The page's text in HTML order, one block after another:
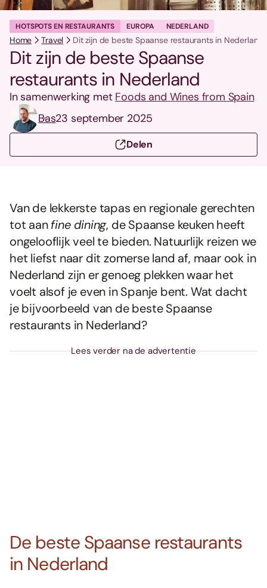
HOTSPOTS EN RESTAURANTS EUROPA NEDERLAND
Home Travel Dit zijn de beste Spaanse restaurants in Nederland
Dit zijn de beste Spaanse
restaurants in Nederland
In samenwerking met Foods and Wines from Spain
Bas23 september 2025
Delen
Van de lekkerste tapas en regionale gerechten
tot aanfine dining, de Spaanse keuken heeft
ongelooflijk veel te bieden. Natuurlijk reizen we
het liefst naar dit zomerse land af, maar ook in
Nederland zijn er genoeg plekken waar het
voelt alsof je even in Spanje bent. Wat dacht
je bijvoorbeeld van de beste Spaanse
restaurants in Nederland?
Lees verder na de advertentie
De beste Spaanse restaurants
in Nederland